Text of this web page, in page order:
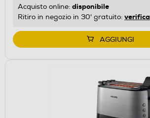
Acquisto online: disponibile
Ritiro in negozio in 30' gratuito: verifica
AGGIUNGI